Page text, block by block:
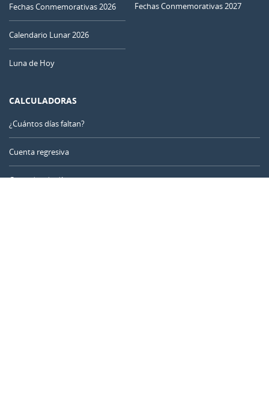
Fechas Conmemorativas 2026
Calendario Lunar 2026
Luna de Hoy
Fechas Conmemorativas 2027
CALCULADORAS
¿Cuántos días faltan?
Cuenta regresiva
Contador de días